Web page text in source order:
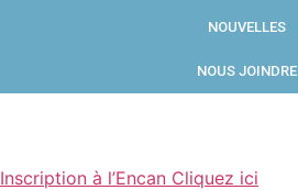
NOUVELLES
NOUS JOINDRE
Inscription à l’Encan Cliquez ici